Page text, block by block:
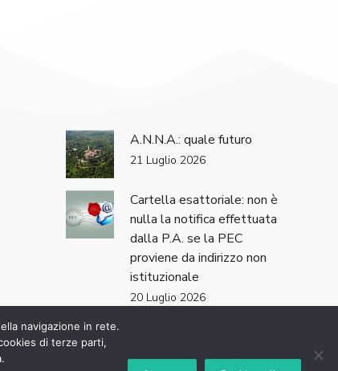
A.N.N.A.: quale futuro
21 Luglio 2026
Cartella esattoriale: non è
nulla la notifica effettuata
dalla P.A. se la PEC
proviene da indirizzo non
istituzionale
20 Luglio 2026
navigazione in rete.
di terze parti,